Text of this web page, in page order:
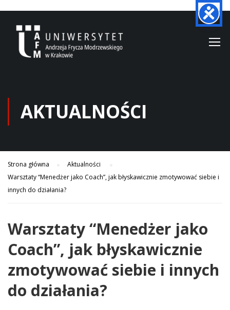
AKTUALNOŚCI
Strona główna
Aktualności
Warsztaty “Menedżer jako Coach”, jak błyskawicznie zmotywować siebie i
innych do działania?
Warsztaty “Menedżer jako
Coach”, jak błyskawicznie
zmotywować siebie i innych
do działania?